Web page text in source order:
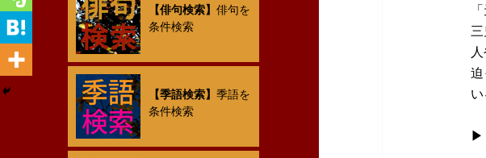
【俳句検索】俳句を
条件検索
【季語検索】季語を
条件検索
い